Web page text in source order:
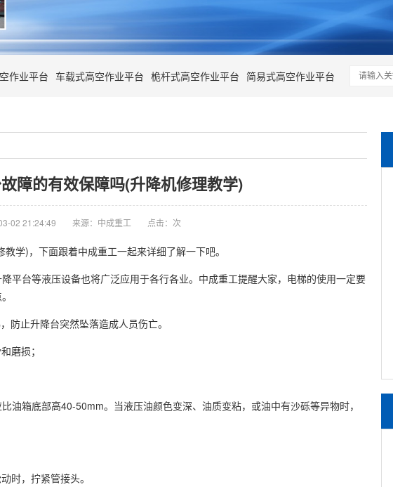
作业平台 车载式高空作业平台 桅杆式高空作业平台 简易式高空作业平台
障的有效保障吗(升降机修理教学)
02 21:24:49 来源：中成重工 点击： 次
学)，下面跟着中成重工一起来详细了解一下吧。
平台等液压设备也将广泛应用于各行各业。中成重工提醒大家，电梯的使用一定要
防止升降台突然坠落造成人员伤亡。
磨损；
箱底部高40-50mm。当液压油颜色变深、油质变粘，或油中有沙砾等异物时，
时，拧紧管接头。